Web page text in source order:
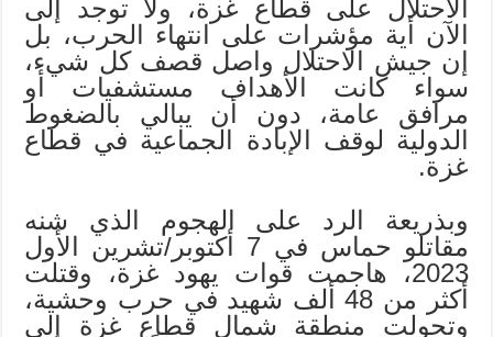
الاحتلال على قطاع غزة، ولا توجد إلى
الآن أية مؤشرات على انتهاء الحرب، بل
إن جيش الاحتلال واصل قصف كل شيء،
سواء كانت الأهداف مستشفيات أو
مرافق عامة، دون أن يبالي بالضغوط
الدولية لوقف الإبادة الجماعية في قطاع
غزة.
وبذريعة الرد على الهجوم الذي شنه
مقاتلو حماس في 7 أكتوبر/تشرين الأول
2023، هاجمت قوات يهود غزة، وقتلت
أكثر من 48 ألف شهيد في حرب وحشية،
وتحولت منطقة شمال قطاع غزة إلى